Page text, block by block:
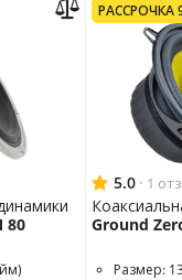
80
РАССРОЧКА
5.0 · 1
Ground
Размер: